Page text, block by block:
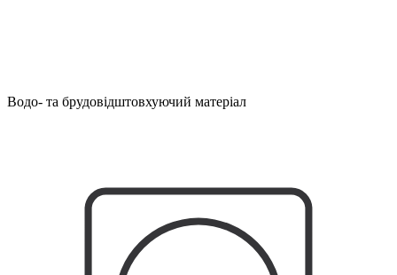
Водо- та брудовідштовхуючий матеріал